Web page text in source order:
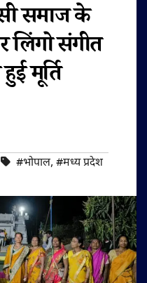
समाज के
लिंगो संगीत
मूर्ति
#भोपाल, #मध्य प्रदेश